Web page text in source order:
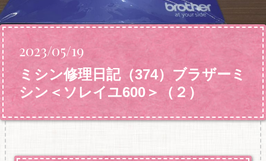
2023/05/19
ミシン修理日記（374）ブラザーミ
シン＜ソレイユ600＞（２）